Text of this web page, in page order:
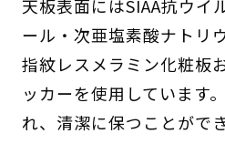
天板表面にはSIAA抗ウイ
ール・次亜塩素酸ナトリ
指紋レスメラミン化粧板
ッカーを使用しています
れ、清潔に保つことができ